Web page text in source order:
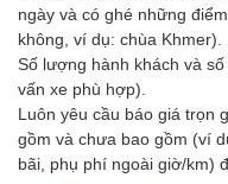
ngày và có ghé những
không, ví dụ: chùa Khmer).
Số lượng hành khách và
vấn xe phù hợp).
Luôn yêu cầu báo giá trọn
gồm và chưa bao gồm (ví
bãi, phụ phí ngoài giờ/km)